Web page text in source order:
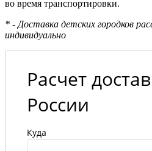
во время транспортировки.
* - Доставка детских городков
индивидуально
Расчет
России
Куда